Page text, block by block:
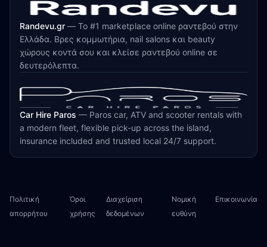
Randevu.gr — Το #1 marketplace online ραντεβού στην
Ελλάδα. Βρες κομμωτήρια, nail salons και beauty
χώρους κοντά σου και κλείσε ραντεβού online σε
δευτερόλεπτα.
Car Hire Paros — Paros car, ATV and scooter rentals with
a modern fleet, flexible pick-up across the island,
insurance included and trusted local 24/7 support.
Πολιτική
απορρήτου
Όροι
χρήσης
Διαχείριση
δεδομένων
Νομική
ευθύνη
Επικοινωνία